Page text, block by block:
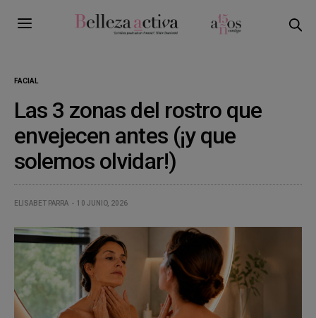
FACIAL
Las 3 zonas del rostro que
envejecen antes (¡y que
solemos olvidar!)
ELISABET PARRA 10 JUNIO, 2026